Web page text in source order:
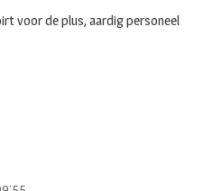
voor de plus, aardig personeel